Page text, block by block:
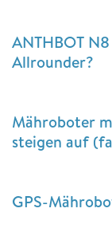
ANTHBOT
Allrounder?
Mähroboter
steigen auf
GPS-